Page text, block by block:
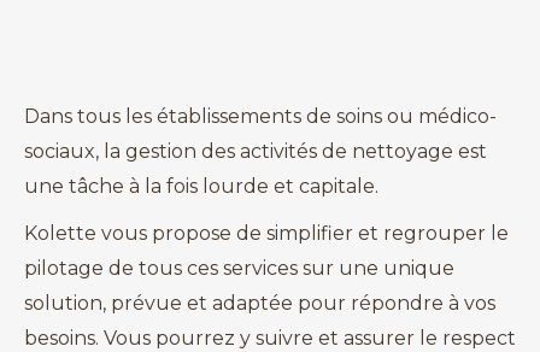
Dans tous les établissements de soins ou médico-
sociaux, la gestion des activités de nettoyage est
une tâche à la fois lourde et capitale.
Kolette vous propose de simplifier et regrouper le
pilotage de tous ces services sur une unique
solution, prévue et adaptée pour répondre à vos
besoins. Vous pourrez y suivre et assurer le respect